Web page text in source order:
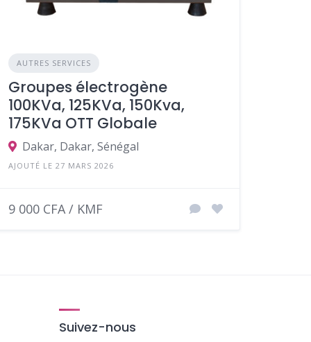
AUTRES SERVICES
Groupes électrogène
100KVa, 125KVa, 150Kva,
175KVa OTT Globale
Dakar, Dakar, Sénégal
AJOUTÉ LE 27 MARS 2026
9 000 CFA / KMF
Suivez-nous